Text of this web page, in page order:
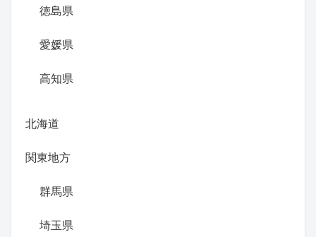
徳島県
愛媛県
高知県
北海道
関東地方
群馬県
埼玉県